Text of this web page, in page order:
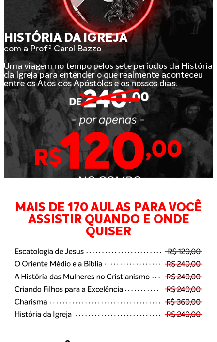
HISTÓRIA DA IGREJA
com a Profª Carol Bazzo
Uma viagem no tempo pelos sete períodos da História
da Igreja para entender o que realmente aconteceu
entre os Atos dos Apóstolos e os nossos dias.
MAIS DE 170 AULAS PARA VOCÊ
ASSISTIR QUANDO E ONDE
QUISER